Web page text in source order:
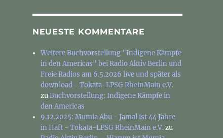
NEUESTE KOMMENTARE
Weitere Buchvorstellung "Indigene Kämpfe
in den Americas" bei Radio Aktiv Berlin und
Freie Radios am 6.5.2026 live und später als
download - Tokata-LPSG RheinMain e.V.
zuBuchvorstellung: Indigene Kämpfe in
den Americas
9.12.2025: Mumia Abu - Jamal ist 44 Jahre
in Haft - Tokata-LPSG RheinMain e.V.zu